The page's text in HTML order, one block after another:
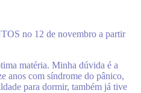
no 12 de novembro a partir
matéria. Minha dúvida é a
anos com síndrome do pânico,
para dormir, também já tive